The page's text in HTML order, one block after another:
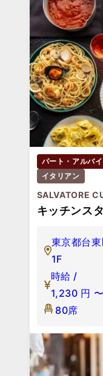
パート・アルバイ
イタリアン
SALVATORE
キッチンス
東京都台
1F
時給 /
1,230 円 〜
80席